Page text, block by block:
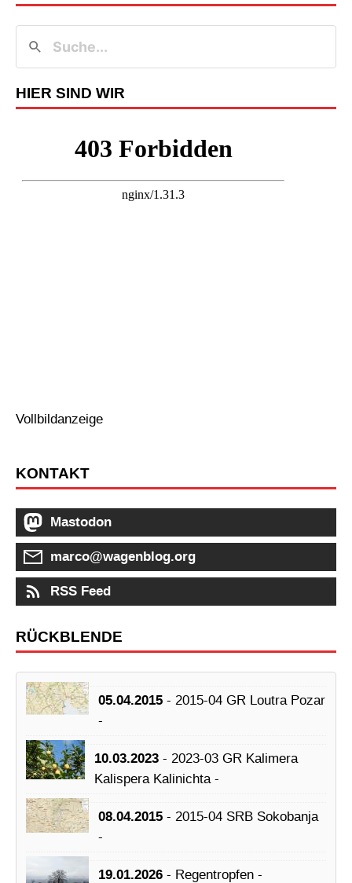
HIER SIND WIR
Vollbildanzeige
KONTAKT
Mastodon
marco@wagenblog.org
RSS Feed
RÜCKBLENDE
05.04.2015 - 2015-04 GR Loutra Pozar
-
10.03.2023 - 2023-03 GR Kalimera
Kalispera Kalinichta -
08.04.2015 - 2015-04 SRB Sokobanja
-
19.01.2026 - Regentropfen -